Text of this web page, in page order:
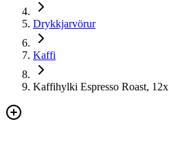
Drykkjarvörur
Kaffi
Kaffihylki Espresso Roast,